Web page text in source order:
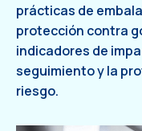
prácticas de
protección contra
indicadores de
seguimiento y la
riesgo.